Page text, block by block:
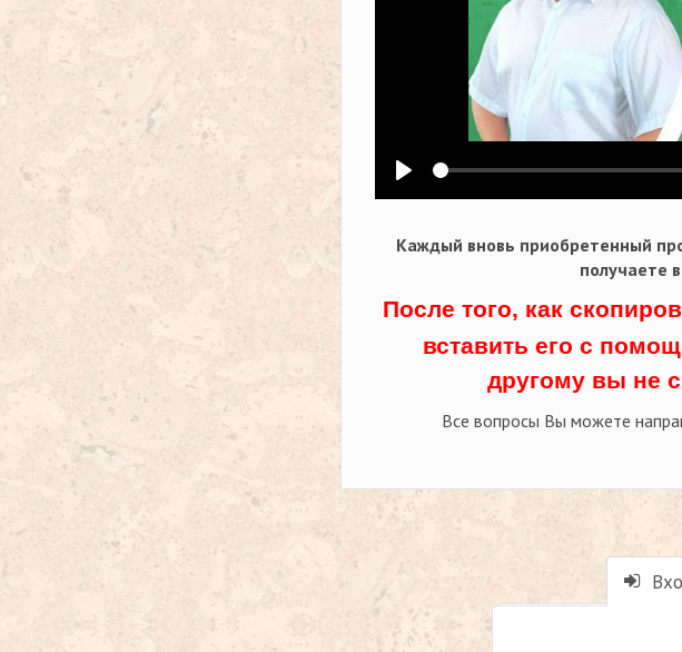
Воспроизвести
Каждый вновь приобретенный
получаете
После того, как
вставить его с
другому вы не
Все вопросы Вы можете